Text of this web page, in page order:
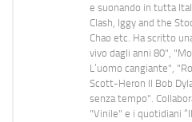
e suonando in tutta
Clash, Iggy and the
Chao etc. Ha scritto
vivo dagli anni 80",
L’uomo cangiante",
Scott-Heron Il Bob
senza tempo".
"Vinile" e i quotidiani